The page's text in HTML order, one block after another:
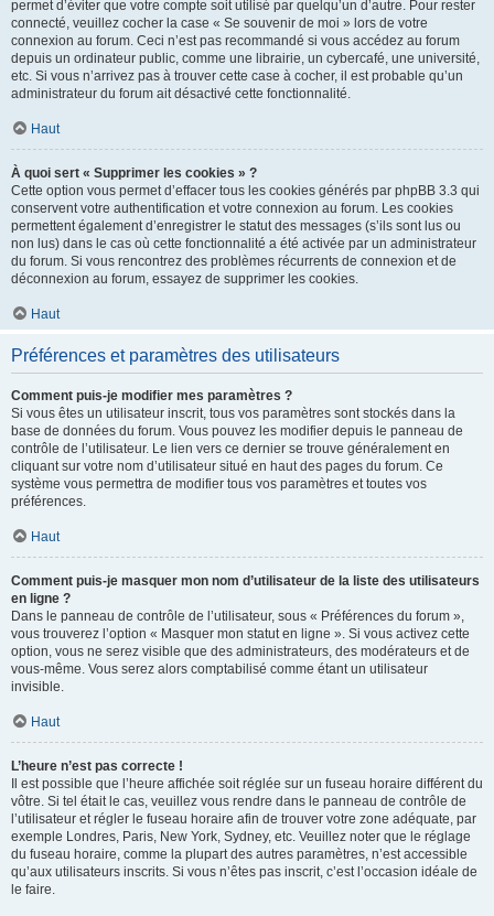
permet d’éviter que votre compte soit utilisé par quelqu’un d’autre. Pour rester
connecté, veuillez cocher la case « Se souvenir de moi » lors de votre
connexion au forum. Ceci n’est pas recommandé si vous accédez au forum
depuis un ordinateur public, comme une librairie, un cybercafé, une université,
etc. Si vous n’arrivez pas à trouver cette case à cocher, il est probable qu’un
administrateur du forum ait désactivé cette fonctionnalité.
Haut
À quoi sert « Supprimer les cookies » ?
Cette option vous permet d’effacer tous les cookies générés par phpBB 3.3 qui
conservent votre authentification et votre connexion au forum. Les cookies
permettent également d’enregistrer le statut des messages (s’ils sont lus ou
non lus) dans le cas où cette fonctionnalité a été activée par un administrateur
du forum. Si vous rencontrez des problèmes récurrents de connexion et de
déconnexion au forum, essayez de supprimer les cookies.
Haut
Préférences et paramètres des utilisateurs
Comment puis-je modifier mes paramètres ?
Si vous êtes un utilisateur inscrit, tous vos paramètres sont stockés dans la
base de données du forum. Vous pouvez les modifier depuis le panneau de
contrôle de l’utilisateur. Le lien vers ce dernier se trouve généralement en
cliquant sur votre nom d’utilisateur situé en haut des pages du forum. Ce
système vous permettra de modifier tous vos paramètres et toutes vos
préférences.
Haut
Comment puis-je masquer mon nom d’utilisateur de la liste des utilisateurs
en ligne ?
Dans le panneau de contrôle de l’utilisateur, sous « Préférences du forum »,
vous trouverez l’option « Masquer mon statut en ligne ». Si vous activez cette
option, vous ne serez visible que des administrateurs, des modérateurs et de
vous-même. Vous serez alors comptabilisé comme étant un utilisateur
invisible.
Haut
L’heure n’est pas correcte !
Il est possible que l’heure affichée soit réglée sur un fuseau horaire différent du
vôtre. Si tel était le cas, veuillez vous rendre dans le panneau de contrôle de
l’utilisateur et régler le fuseau horaire afin de trouver votre zone adéquate, par
exemple Londres, Paris, New York, Sydney, etc. Veuillez noter que le réglage
du fuseau horaire, comme la plupart des autres paramètres, n’est accessible
qu’aux utilisateurs inscrits. Si vous n’êtes pas inscrit, c’est l’occasion idéale de
le faire.